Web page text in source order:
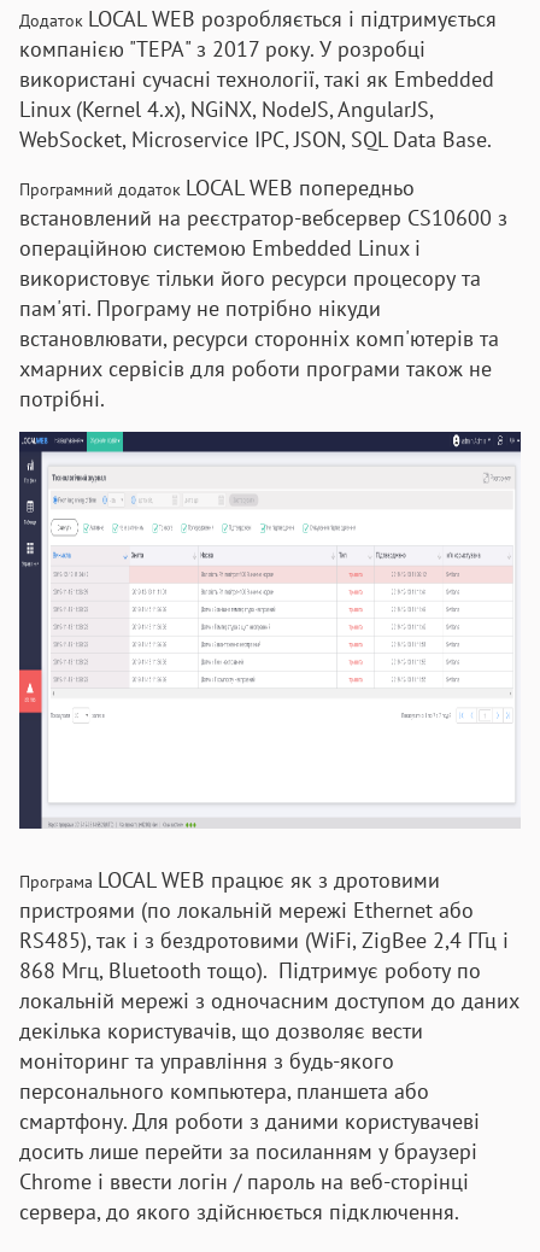
Додаток LOCAL WEB розробляється і підтримується
компанією "ТЕРА" з 2017 року. У розробці
використані сучасні технології, такі як Embedded
Linux (Kernel 4.x), NGiNX, NodeJS, AngularJS,
WebSocket, Microservice IPC, JSON, SQL Data Base.
Програмний додаток LOCAL WEB попередньо
встановлений на реєстратор-вебсервер CS10600 з
операційною системою Embedded Linux і
використовує тільки його ресурси процесору та
пам'яті. Програму не потрібно нікуди
встановлювати, ресурси сторонніх комп'ютерів та
хмарних сервісів для роботи програми також не
потрібні.
Програма LOCAL WEB працює як з дротовими
пристроями (по локальній мережі Ethernet або
RS485), так і з бездротовими (WiFi, ZigBee 2,4 ГГц і
868 Мгц, Bluetooth тощо). Підтримує роботу по
локальній мережі з одночасним доступом до даних
декілька користувачів, що дозволяє вести
моніторинг та управління з будь-якого
персонального компьютера, планшета або
смартфону. Для роботи з даними користувачеві
досить лише перейти за посиланням у браузері
Chrome і ввести логін / пароль на веб-сторінці
сервера, до якого здійснюється підключення.